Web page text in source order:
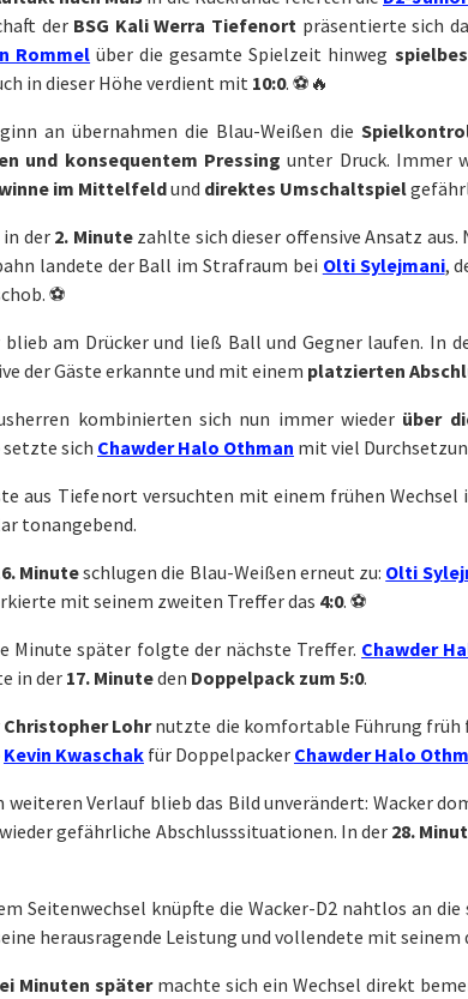
der BSG Kali Werra Tiefenort präsentierte sich
Rommel über die gesamte Spielzeit hinweg
in dieser Höhe verdient mit 10:0. ⚽🔥
an übernahmen die Blau-Weißen die
und konsequentem Pressing unter Druck. Immer
im Mittelfeldund direktes Umschaltspiel
der2. Minutezahlte sich dieser offensive Ansatz
landete der Ball im Strafraum bei Olti Sylejmani,
⚽
blieb am Drücker und ließ Ball und Gegner laufen. In
der Gäste erkannte und mit einem platzierten
kombinierten sich nun immer wieder über
setzte sich Chawder Halo Othman mit viel
aus Tiefenort versuchten mit einem frühen Wechsel
tonangebend.
Minuteschlugen die Blau-Weißen erneut zu: Olti
mit seinem zweiten Treffer das 4:0. ⚽
Minute später folgte der nächste Treffer. Chawder
in der17. Minuteden Doppelpack zum 5:0.
Christopher Lohrnutzte die komfortable Führung früh
Kevin Kwaschak für Doppelpacker Chawder Halo
weiteren Verlauf blieb das Bild unverändert: Wacker
gefährliche Abschlusssituationen. In der 28.
Seitenwechsel knüpfte die Wacker-D2 nahtlos an
herausragende Leistung und vollendete mit
Minuten spätermachte sich ein Wechsel direkt